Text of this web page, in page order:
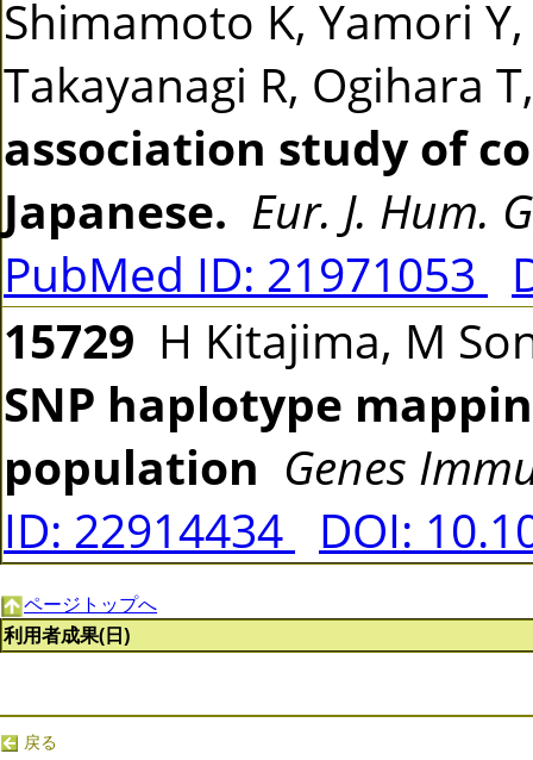
Shimamoto K, Yamori
Takayanagi R, Ogihara
association study of
Japanese. Eur. J. Hum.
PubMed ID: 21971053
15729 H Kitajima, M
SNP haplotype
population Genes
ID: 22914434
DOI:
ページトップへ
利用者成果(日)
戻る